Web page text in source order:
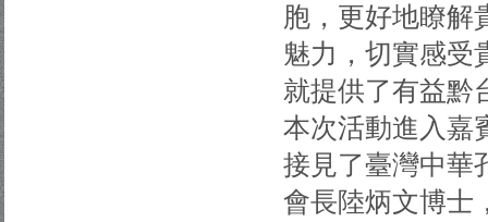
胞，更好地瞭解
魅力，切實感受
就提供了有益黔
本次活動進入嘉
接見了臺灣中華
會長陸炳文博士